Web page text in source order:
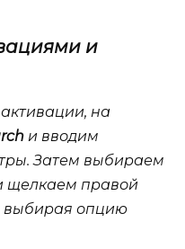
и
на
и вводим
Затем выбираем
щелкаем правой
выбирая опцию